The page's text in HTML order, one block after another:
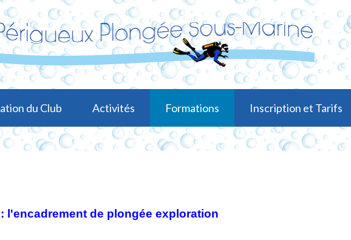
du Club Activités Formations Inscription et Tarifs
l'encadrement de plongée exploration